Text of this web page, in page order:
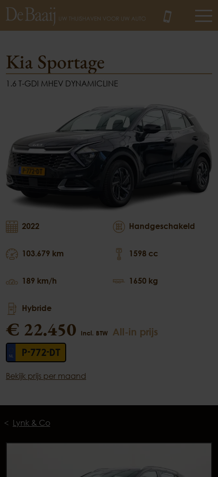
Kia Sportage
1.6 T-GDI MHEV DYNAMICLINE
2022
103.679 km
189 km/h
Hybride
Handgeschakeld
1598 cc
1650 kg
€ 22.450 Incl. BTW All-in prijs
P-772-DT
Bekijk prijs per maand
Lynk & Co